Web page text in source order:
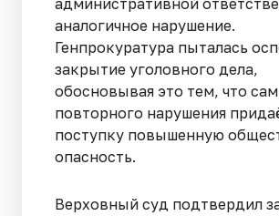
административной
аналогичное нарушение.
Генпрокуратура пыталась
закрытие уголовного дела,
обосновывая это тем, что
повторного нарушения
поступку повышенную
опасность.
Верховный суд подтвердил